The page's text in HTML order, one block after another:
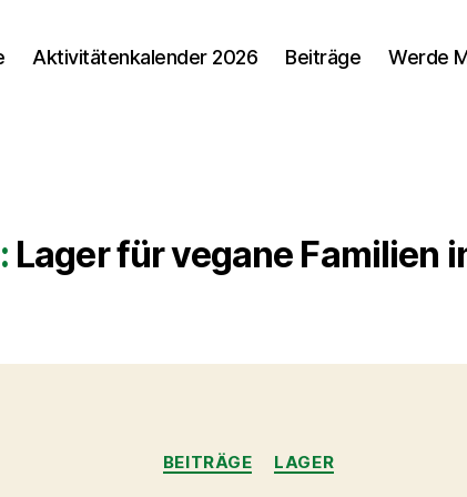
Aktivitätenkalender 2026 Beiträge Werde
Lager für vegane Familien
Kategorien
BEITRÄGE LAGER